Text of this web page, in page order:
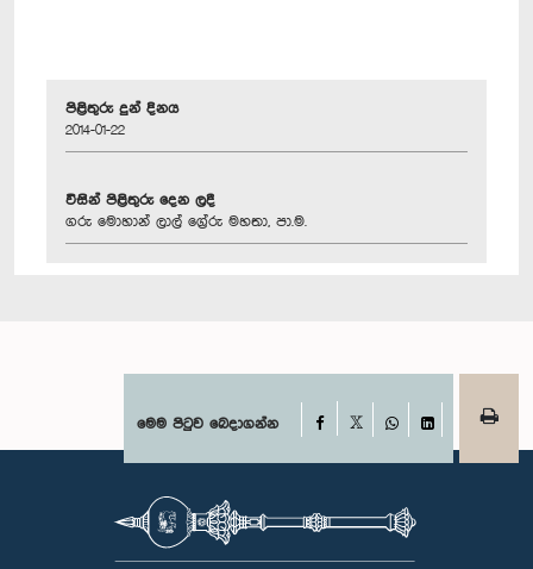
පිළිතුරු දුන් දිනය
2014-01-22
විසින් පිළිතුරු දෙන ලදී
ගරු මොහාන් ලාල් ග්‍රේරු මහතා, පා.ම.
මෙම පිටුව බෙදාගන්න Facebook
WhatsAppLinkedIn